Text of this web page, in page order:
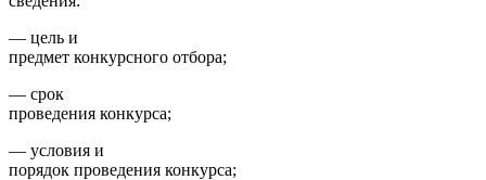
— цель и
предмет конкурсного отбора;
— срок
проведения конкурса;
— условия и
порядок проведения конкурса;